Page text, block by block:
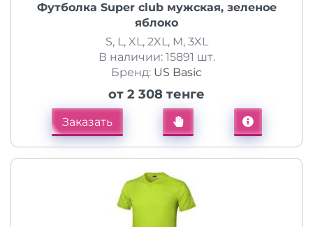
Футболка Super club мужская, зеленое
яблоко
S, L, XL, 2XL, M, 3XL
В наличии: 15891 шт.
Бренд: US Basic
от 2 308 тенге
Заказать